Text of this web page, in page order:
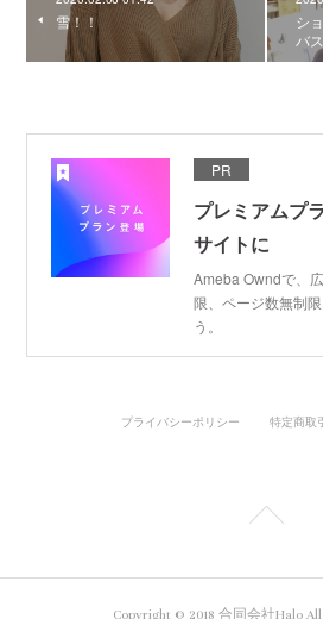
雪！！
シ
バ
PR
プレミアムプ
サイトに
Ameba Owndで、
限、ページ数無制
う。
プライバシーポリシー 特定商取
Copyright © 2018 合同会社Halo All